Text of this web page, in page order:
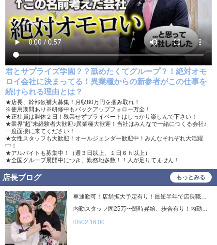
掛け持ち可 学歴不問
履歴書不要 幹部候補
車･バイク通勤可 制服貸与
入社祝い金支給 勤務地相談
WEB面接OK 在宅ワーク可
オフィス内分煙・禁煙
即日採用合否通達可 残業代支給
君とサプライズ学園？？舐めたくてグループ？！絶対オモ
ロイ会社に決まってる！異業種からの新参者がこの仕事を
続けられる理由とは？
★店長、幹部候補大募集！月収80万円を掴み取れ！
※使用期間あり※研修中もバックアップフォロー万全！
★正社員は週休２日！残業せずプライベートはしっかり楽しんで下さい！
★業界”超”未経験者大歓迎♪異業種大歓迎！当社はみんなで一緒につくる会社♪
一度面接に来てください！
★女性スタッフも大歓迎！オールジェンダー歓迎中！みんなそれぞれ大活躍
中！
★アルバイトも募集中！（週３日以上、１日６ｈ以上）
★全国グループ展開中につき、勤務地多数！！人が足りてません！
店長ブログ もっとみる
車通勤可！店舗拡大予定有り！最短半年で店長職可能♪
内勤スタッフ固25万〜随時昇給、歩合有り！内勤希望の方もドライバー希望の方もお車持ち込みの方は大歓迎(・∀・)ノシ駐車場も完備していますヽ(≧▽≦)ﾉドライバーさんは地図やスマホで走れる経験者様は特に優遇致します！ですが…ドライバーさん、内勤さんともに未経験の方大募集です!!!初めは出来なくて当たり前。真面目さと一生懸命さが大事です!!ちなみに送迎の間の待機時間でももちろん時給は発生します♪この機会に当店のカワイコちゃんと楽しく働きましょう!!本職の空いた時間を有意義に遣ってみませんか？(^^)面接だけでも大丈夫です!!お気軽にご連絡願います（＾ω＾）電話：048-961-1072オフィシャルサイト：http://kimi-sap.com/
08/02 16:00